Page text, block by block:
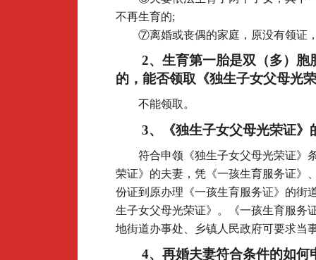
不再生育的;
⑦离婚或丧偶的家庭，原没有领证
2、生育第一胎是双（多）
的，能否领取《独生子女父母光
不能领取。
3、《独生子女父母光荣证》
符合申领《独生子女父母光荣证》
荣证》的夫妻，凭《一孩生育服务证》
份证到原办理《一孩生育服务证》的街
生子女父母光荣证》。《一孩生育服务
地街道办事处、乡镇人民政府可要求当
4、再婚夫妻符合条件的如